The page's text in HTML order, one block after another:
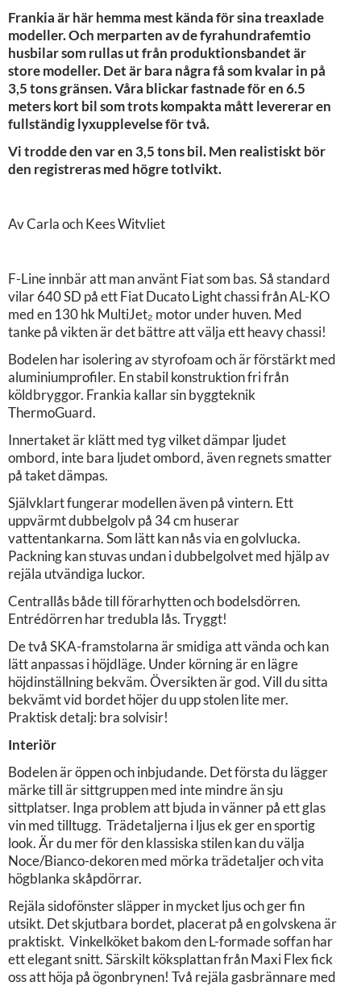
Frankia är här hemma mest kända för sina treaxlade
modeller. Och merparten av de fyrahundrafemtio
husbilar som rullas ut från produktionsbandet är
store modeller. Det är bara några få som kvalar in på
3,5 tons gränsen. Våra blickar fastnade för en 6.5
meters kort bil som trots kompakta mått levererar en
fullständig lyxupplevelse för två.
Vi trodde den var en 3,5 tons bil. Men realistiskt bör
den registreras med högre totlvikt.
Av Carla och Kees Witvliet
F-Line innbär att man använt Fiat som bas. Så standard
vilar 640 SD på ett Fiat Ducato Light chassi från AL-KO
med en 130 hk MultiJet₂ motor under huven. Med
tanke på vikten är det bättre att välja ett heavy chassi!
Bodelen har isolering av styrofoam och är förstärkt med
aluminiumprofiler. En stabil konstruktion fri från
köldbryggor. Frankia kallar sin byggteknik
ThermoGuard.
Innertaket är klätt med tyg vilket dämpar ljudet
ombord, inte bara ljudet ombord, även regnets smatter
på taket dämpas.
Självklart fungerar modellen även på vintern. Ett
uppvärmt dubbelgolv på 34 cm huserar
vattentankarna. Som lätt kan nås via en golvlucka.
Packning kan stuvas undan i dubbelgolvet med hjälp av
rejäla utvändiga luckor.
Centrallås både till förarhytten och bodelsdörren.
Entrédörren har tredubla lås. Tryggt!
De två SKA-framstolarna är smidiga att vända och kan
lätt anpassas i höjdläge. Under körning är en lägre
höjdinställning bekväm. Översikten är god. Vill du sitta
bekvämt vid bordet höjer du upp stolen lite mer.
Praktisk detalj: bra solvisir!
Interiör
Bodelen är öppen och inbjudande. Det första du lägger
märke till är sittgruppen med inte mindre än sju
sittplatser. Inga problem att bjuda in vänner på ett glas
vin med tilltugg. Trädetaljerna i ljus ek ger en sportig
look. Är du mer för den klassiska stilen kan du välja
Noce/Bianco-dekoren med mörka trädetaljer och vita
högblanka skåpdörrar.
Rejäla sidofönster släpper in mycket ljus och ger fin
utsikt. Det skjutbara bordet, placerat på en golvskena är
praktiskt. Vinkelköket bakom den L-formade soffan har
ett elegant snitt. Särskilt köksplattan från Maxi Flex fick
oss att höja på ögonbrynen! Två rejäla gasbrännare med